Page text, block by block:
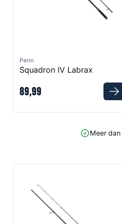
Penn
Squadron IV Labrax
89,99
Meer dan